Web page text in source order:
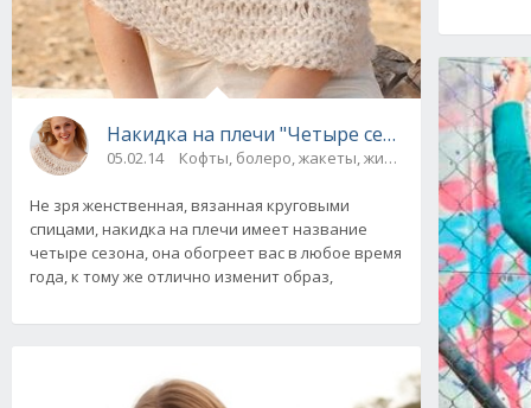
Накидка на плечи "Четыре сезона", вязаная
05.02.14 Кофты, болеро, жакеты, жилеты, пуловеры
Не зря женственная, вязанная круговыми
спицами, накидка на плечи имеет название
четыре сезона, она обогреет вас в любое время
года, к тому же отлично изменит образ,